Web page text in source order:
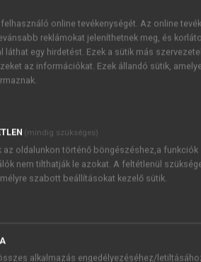
JELSZÓ
Kérek értesítést a MeRSZ
Kérek értesítést az
online tevékenységét. Az online
reklámokat jeleníthetnek meg, és
egy hirdetést. Ezek a sütik más
az információkat. Ezek állandó sütik,
(mindig szükséges)
az oldalunkon történő böngészéshez,a funkciók
nem tilthatják le azokat. A feltétlenül
szabott beállításokat kezelő sütik.
alkalmazás engedélyezéséhez/